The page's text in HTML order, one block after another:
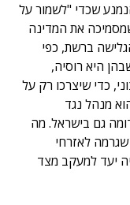
שכדי "לשמור על
את המדינה
ברשת, כפי
היא רוסיה,
כדי שיצרכו רק על
מנהל נגד
גם בישראל. מה
לאזרחי
יעד למעקב מצד